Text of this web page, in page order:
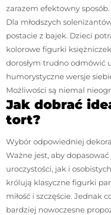
zarazem efektowny sposób.
Dla młodszych
postacie z bajek. Dzieci
kolorowe figurki
dorosłym trudno odmówić
humorystyczne wersje
Możliwości są niemal
Jak dobrać
tort?
Wybór odpowiedniej
Ważne jest, aby
uroczystości, jak i
królują klasyczne figurki
miłość i szczęście. Jednak
bardziej nowoczesne